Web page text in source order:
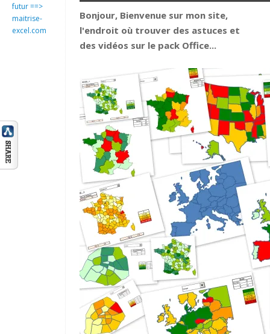
futur ==>
maitrise-
excel.com
Bonjour, Bienvenue sur mon site,
l'endroit où trouver des astuces et
des vidéos sur le pack Office...